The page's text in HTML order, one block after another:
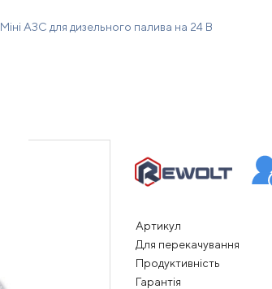
Міні АЗС для дизельного палива на 24 В
Артикул
Для перекачування
Продуктивність
Гарантія